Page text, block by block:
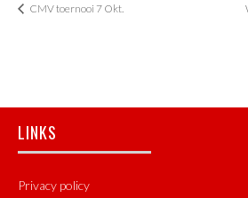
CMV toernooi 7 Okt.
Footer
LINKS
Privacy policy